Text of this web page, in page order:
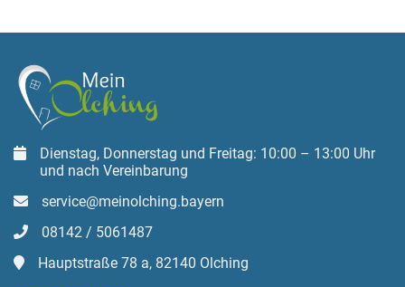
Dienstag, Donnerstag und Freitag: 10:00 – 13:00 Uhr
und nach Vereinbarung
service@meinolching.bayern
08142 / 5061487
Hauptstraße 78 a, 82140 Olching